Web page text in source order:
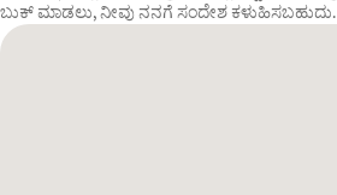
ಬುಕ್ ಮಾಡಲು, ನೀವು ನನಗೆ ಸಂದೇಶ ಕಳುಹಿಸಬಹುದು.